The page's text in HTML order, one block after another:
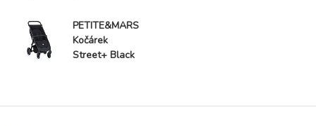
PETITE&MARS
Kočárek
Street+ Black